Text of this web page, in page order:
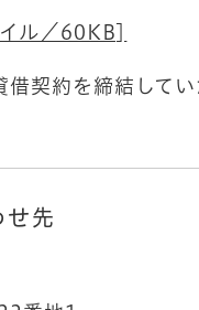
ル／60KB]
契約を締結してい
せ先